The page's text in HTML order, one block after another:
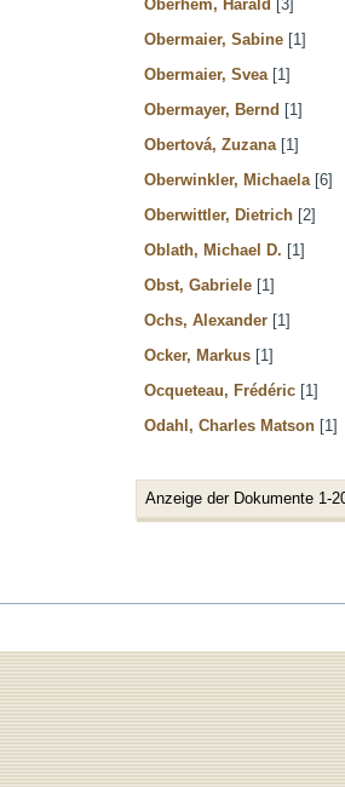
Oberhem, Harald [3]
Obermaier, Sabine [1]
Obermaier, Svea [1]
Obermayer, Bernd [1]
Obertová, Zuzana [1]
Oberwinkler, Michaela [6]
Oberwittler, Dietrich [2]
Oblath, Michael D. [1]
Obst, Gabriele [1]
Ochs, Alexander [1]
Ocker, Markus [1]
Ocqueteau, Frédéric [1]
Odahl, Charles Matson [1]
Anzeige der Dokumente 1-